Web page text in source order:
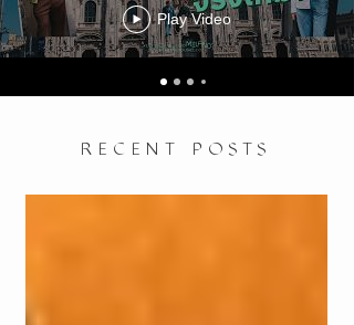
Play Video
RECENT POSTS